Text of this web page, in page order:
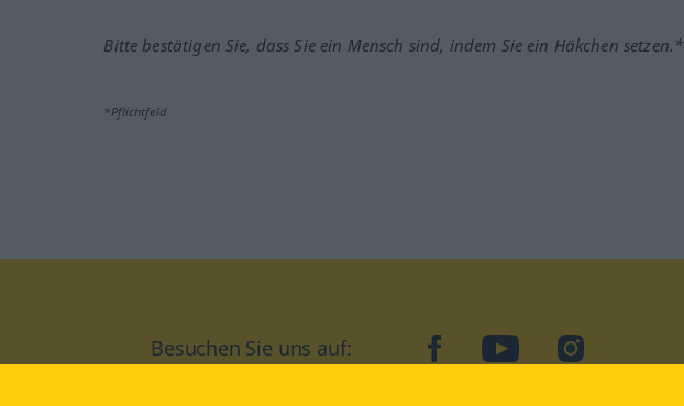
Bitte bestätigen Sie, dass Sie ein Mensch sind, indem Sie ein Häkchen setzen.*
*Pflichtfeld
Besuchen Sie uns auf: facebookYouTubeInstagram